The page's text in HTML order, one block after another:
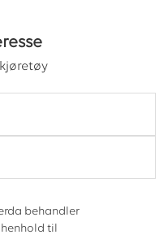
behandler
til